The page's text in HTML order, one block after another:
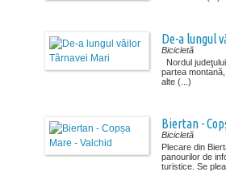
De-a lungul
Bicicletă
Nordul
partea
alte (...)
Biertan -
Bicicletă
Plecare din
panourilor de
turistice. Se